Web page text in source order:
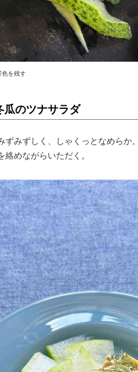
色を残す
瓜のツナサラダ
みずしく、しゃくっとなめらか
絡めながらいただく。